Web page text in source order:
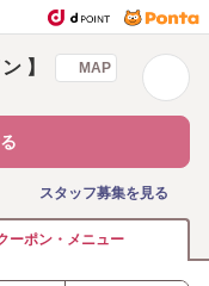
】 MAP
スタッフ募集を見る
ーポン・メニュー